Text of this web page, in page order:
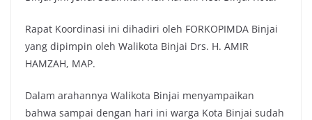
Rapat Koordinasi ini dihadiri oleh FORKOPIMDA Binjai
yang dipimpin oleh Walikota Binjai Drs. H. AMIR
HAMZAH, MAP.
Dalam arahannya Walikota Binjai menyampaikan
bahwa sampai dengan hari ini warga Kota Binjai sudah